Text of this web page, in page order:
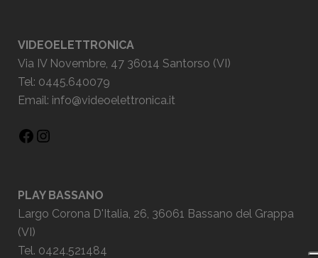
VIDEOELETTRONICA
Via IV Novembre, 47 36014 Santorso (VI)
Tel: 0445.640079
Email: info@videoelettronica.it
PLAY BASSANO
Largo Corona D'Italia, 26, 36061 Bassano del Grappa
(VI)
Tel. 0424.521484